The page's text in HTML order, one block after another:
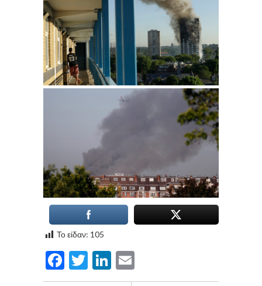
Το είδαν: 105
Facebook
TwitterLinkedIn